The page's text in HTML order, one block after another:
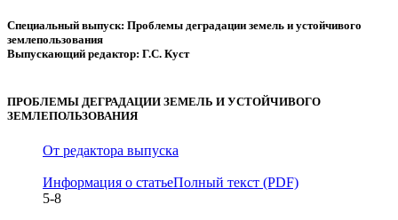
Специальный выпуск: Проблемы деградации земель и устойчивого
землепользования
Выпускающий редактор: Г.С. Куст
ПРОБЛЕМЫ ДЕГРАДАЦИИ ЗЕМЕЛЬ И УСТОЙЧИВОГО
ЗЕМЛЕПОЛЬЗОВАНИЯ
От редактора выпуска
Информация о статьеПолный текст (PDF)
5-8